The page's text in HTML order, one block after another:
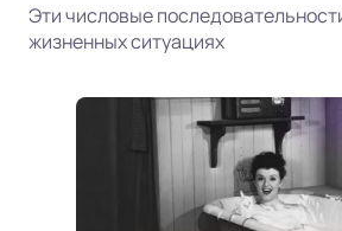
Эти числовые
жизненных ситуациях